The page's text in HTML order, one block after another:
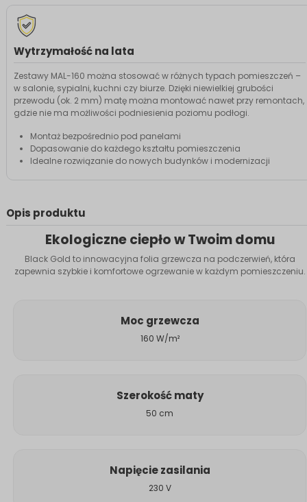
Wytrzymałość na lata
Zestawy MAL-160 można stosować w różnych typach pomieszczeń –
w salonie, sypialni, kuchni czy biurze. Dzięki niewielkiej grubości
przewodu (ok. 2 mm) matę można montować nawet przy remontach,
gdzie nie ma możliwości podniesienia poziomu podłogi.
Montaż bezpośrednio pod panelami
Dopasowanie do każdego kształtu pomieszczenia
Idealne rozwiązanie do nowych budynków i modernizacji
Opis produktu
Ekologiczne ciepło w Twoim domu
Black Gold to innowacyjna folia grzewcza na podczerwień, która
zapewnia szybkie i komfortowe ogrzewanie w każdym pomieszczeniu.
Moc grzewcza
160 W/m²
Szerokość maty
50 cm
Napięcie zasilania
230 V